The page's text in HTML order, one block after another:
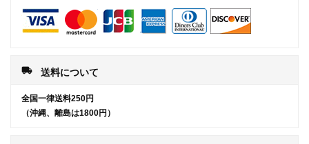
local_shipping 送料について
全国一律送料250円
（沖縄、離島は1800円）